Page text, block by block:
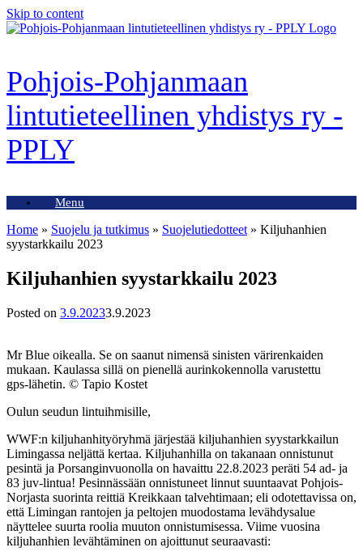
Skip to content
Pohjois-Pohjanmaan
lintutieteellinen yhdistys ry -
PPLY
Menu
Home » Suojelu ja tutkimus » Suojelutiedotteet » Kiljuhanhien
syystarkkailu 2023
Kiljuhanhien syystarkkailu 2023
Posted on 3.9.20233.9.2023
Mr Blue oikealla. Se on saanut nimensä sinisten värirenkaiden
mukaan. Kaulassa sillä on pienellä aurinkokennolla varustettu
gps-lähetin. © Tapio Kostet
Oulun seudun lintuihmisille,
WWF:n kiljuhanhityöryhmä järjestää kiljuhanhien syystarkkailun
Limingassa neljättä kertaa. Kiljuhanhilla on takanaan onnistunut
pesintä ja Porsanginvuonolla on havaittu 22.8.2023 peräti 54 ad- ja
83 juv-lintua! Pesinnässään onnistuneet linnut suuntaavat Pohjois-
Norjasta suorinta reittiä Kreikkaan talvehtimaan; eli odotettavissa on,
että Limingan rantojen ja peltojen muodostama levähdysalue
näyttelee suurta roolia muuton onnistumisessa. Viime vuosina
kiljuhanhien levähtäminen on ajoittunut seuraavasti: